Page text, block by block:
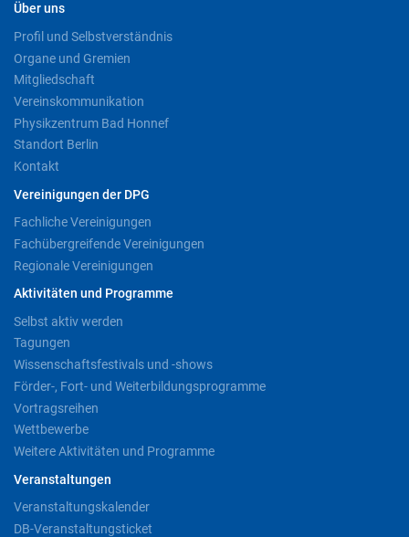
Über uns
Profil und Selbstverständnis
Organe und Gremien
Mitgliedschaft
Vereinskommunikation
Physikzentrum Bad Honnef
Standort Berlin
Kontakt
Vereinigungen der DPG
Fachliche Vereinigungen
Fachübergreifende Vereinigungen
Regionale Vereinigungen
Aktivitäten und Programme
Selbst aktiv werden
Tagungen
Wissenschaftsfestivals und -shows
Förder-, Fort- und Weiterbildungsprogramme
Vortragsreihen
Wettbewerbe
Weitere Aktivitäten und Programme
Veranstaltungen
Veranstaltungskalender
DB-Veranstaltungsticket